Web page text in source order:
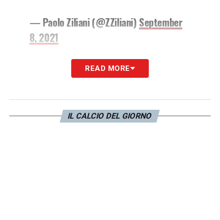
— Paolo Ziliani (@ZZiliani)September
8, 2021
LA PLAYLIST DELLE NOSTRE TOP NEWS
READ MORE
IL CALCIO DEL GIORNO